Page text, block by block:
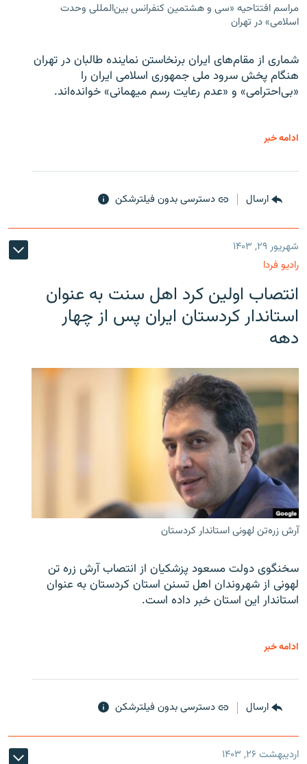
مراسم افتتاحیه «سی و هشتمین کنفرانس بین‌المللی وحدت
اسلامی» در تهران
شماری از مقام‌های ایران برنخاستن نماینده طالبان در تهران
هنگام پخش سرود ملی جمهوری اسلامی ایران را
«بی‌احترامی» و «عدم رعایت رسم میهمانی» خوانده‌اند.
ادامه خبر
ارسال دسترسی بدون فیلترشکن
شهریور ۲۹, ۱۴۰۳
رادیو فردا
انتصاب اولین کرد اهل سنت به عنوان
استاندار کردستان ایران پس از چهار
دهه
آرش زره‌تن لهونی استاندار کردستان
سخنگوی دولت مسعود پزشکیان از انتصاب آرش زره تن
لهونی از شهروندان اهل تسنن استان کردستان به عنوان
استاندار این استان خبر داده است.
ادامه خبر
ارسال دسترسی بدون فیلترشکن
اردیبهشت ۲۶, ۱۴۰۳